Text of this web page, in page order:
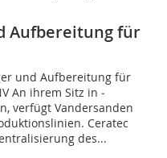
Aufbereitung für
und Aufbereitung für
An ihrem Sitz in
ver­fügt Vandersanden
­Ceratec
des...